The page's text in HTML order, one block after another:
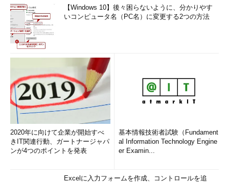
【Windows 10】後々困らないように、分かりやす
いコンピュータ名（PC名）に変更する2つの方法
2020年に向けて企業が開始すべ
きIT関連行動、ガートナージャパ
ンが4つのポイントを発表
基本情報技術者試験（Fundament
al Information Technology Engine
er Examin...
Excelに入力フォームを作成、コントロールを追